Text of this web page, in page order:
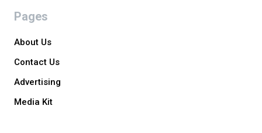
Pages
About Us
Contact Us
Advertising
Media Kit